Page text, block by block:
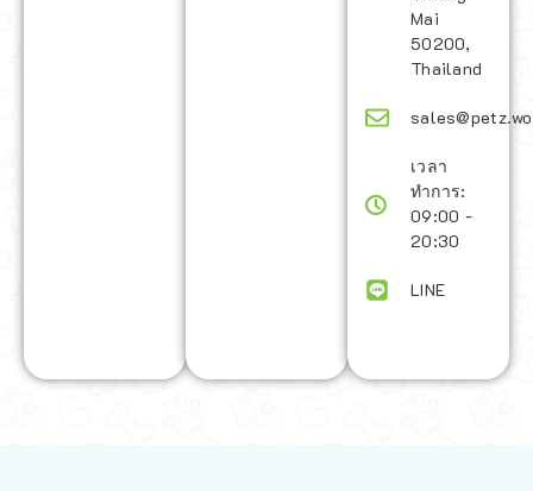
Mai
50200,
Thailand
เวลา
ทำการ:
09:00 -
20:30
LINE